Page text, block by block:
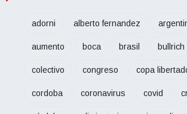
adorni alberto fernandez
aumento boca brasil bullrich
colectivo congreso copa
cordoba coronavirus covid